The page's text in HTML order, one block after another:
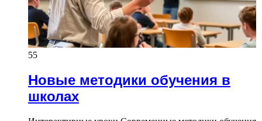
55
Новые методики обучения в
школах